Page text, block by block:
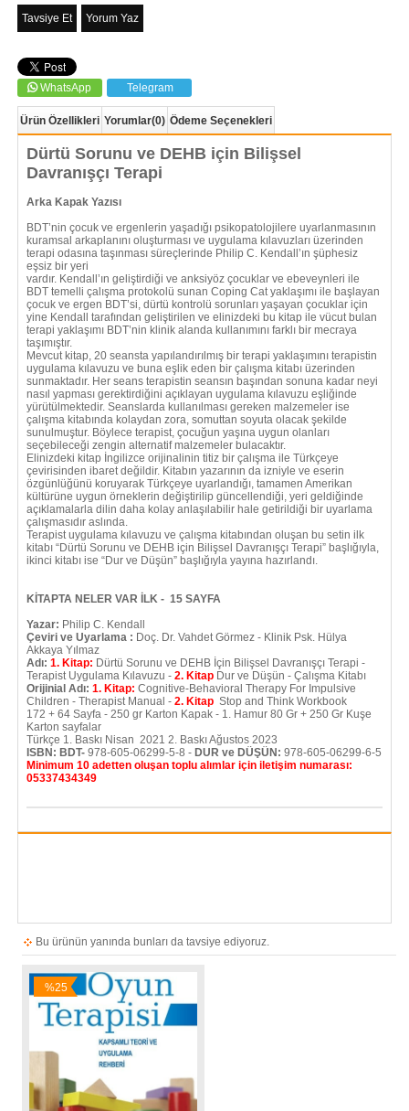
Tavsiye Et Yorum Yaz
WhatsApp Telegram
Ürün Özellikleri Yorumlar(0) Ödeme Seçenekleri
Dürtü Sorunu ve DEHB için Bilişsel
Davranışçı Terapi
Arka Kapak Yazısı
BDT’nin çocuk ve ergenlerin yaşadığı psikopatolojilere uyarlanmasının
kuramsal arkaplanını oluşturması ve uygulama kılavuzları üzerinden
terapi odasına taşınması süreçlerinde Philip C. Kendall’ın şüphesiz
eşsiz bir yeri
vardır. Kendall’ın geliştirdiği ve anksiyöz çocuklar ve ebeveynleri ile
BDT temelli çalışma protokolü sunan Coping Cat yaklaşımı ile başlayan
çocuk ve ergen BDT’si, dürtü kontrolü sorunları yaşayan çocuklar için
yine Kendall tarafından geliştirilen ve elinizdeki bu kitap ile vücut bulan
terapi yaklaşımı BDT’nin klinik alanda kullanımını farklı bir mecraya
taşımıştır.
Mevcut kitap, 20 seansta yapılandırılmış bir terapi yaklaşımını terapistin
uygulama kılavuzu ve buna eşlik eden bir çalışma kitabı üzerinden
sunmaktadır. Her seans terapistin seansın başından sonuna kadar neyi
nasıl yapması gerektirdiğini açıklayan uygulama kılavuzu eşliğinde
yürütülmektedir. Seanslarda kullanılması gereken malzemeler ise
çalışma kitabında kolaydan zora, somuttan soyuta olacak şekilde
sunulmuştur. Böylece terapist, çocuğun yaşına uygun olanları
seçebileceği zengin alternatif malzemeler bulacaktır.
Elinizdeki kitap İngilizce orijinalinin titiz bir çalışma ile Türkçeye
çevirisinden ibaret değildir. Kitabın yazarının da izniyle ve eserin
özgünlüğünü koruyarak Türkçeye uyarlandığı, tamamen Amerikan
kültürüne uygun örneklerin değiştirilip güncellendiği, yeri geldiğinde
açıklamalarla dilin daha kolay anlaşılabilir hale getirildiği bir uyarlama
çalışmasıdır aslında.
Terapist uygulama kılavuzu ve çalışma kitabından oluşan bu setin ilk
kitabı “Dürtü Sorunu ve DEHB için Bilişsel Davranışçı Terapi” başlığıyla,
ikinci kitabı ise “Dur ve Düşün” başlığıyla yayına hazırlandı.
KİTAPTA NELER VAR İLK - 15 SAYFA
Yazar: Philip C. Kendall
Çeviri ve Uyarlama : Doç. Dr. Vahdet Görmez - Klinik Psk. Hülya
Akkaya Yılmaz
Adı: 1. Kitap: Dürtü Sorunu ve DEHB İçin Bilişsel Davranışçı Terapi -
Terapist Uygulama Kılavuzu - 2. Kitap Dur ve Düşün - Çalışma Kitabı
Orijinial Adı: 1. Kitap: Cognitive-Behavioral Therapy For Impulsive
Children - Therapist Manual - 2. Kitap Stop and Think Workbook
172 + 64 Sayfa - 250 gr Karton Kapak - 1. Hamur 80 Gr + 250 Gr Kuşe
Karton sayfalar
Türkçe 1. Baskı Nisan 2021 2. Baskı Ağustos 2023
ISBN: BDT- 978-605-06299-5-8 - DUR ve DÜŞÜN: 978-605-06299-6-5
Minimum 10 adetten oluşan toplu alımlar için iletişim numarası:
05337434349
Bu ürünün yanında bunları da tavsiye ediyoruz.
%25
İndirim